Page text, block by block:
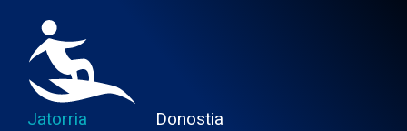
Jatorria
Donostia